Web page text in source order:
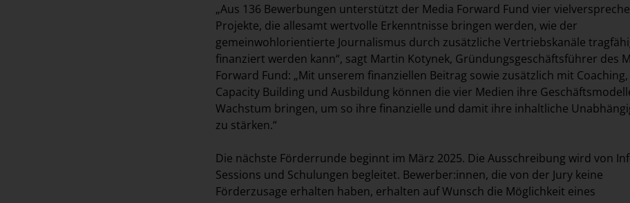
„Aus 136 Bewerbungen unterstützt der Media Forward Fund vier
Projekte, die allesamt wertvolle Erkenntnisse bringen werden, wie der
gemeinwohlorientierte Journalismus durch zusätzliche Vertriebskanäle
finanziert werden kann“, sagt Martin Kotynek, Gründungsgeschäftsführer des
Forward Fund: „Mit unserem finanziellen Beitrag sowie zusätzlich mit Coaching,
Capacity Building und Ausbildung können die vier Medien ihre
Wachstum bringen, um so ihre finanzielle und damit ihre inhaltliche
zu stärken.“
Die nächste Förderrunde beginnt im März 2025. Die Ausschreibung wird von
Sessions und Schulungen begleitet. Bewerber:innen, die von der Jury keine
Förderzusage erhalten haben, erhalten auf Wunsch die Möglichkeit eines